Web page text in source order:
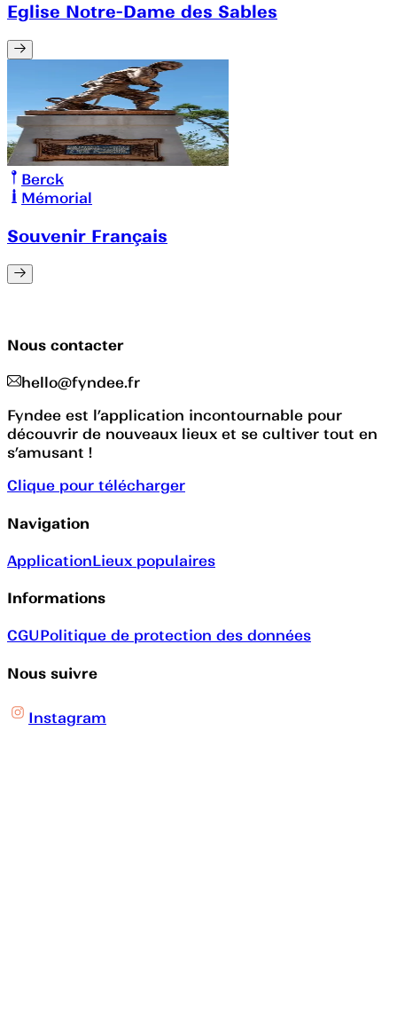
Eglise Notre-Dame des Sables
Berck
Mémorial
Souvenir Français
Nous contacter
hello@fyndee.fr
Fyndee est l’application incontournable pour
découvrir de nouveaux lieux et se cultiver tout en
s’amusant !
Clique pour télécharger
Navigation
ApplicationLieux populaires
Informations
CGUPolitique de protection des données
Nous suivre
Instagram